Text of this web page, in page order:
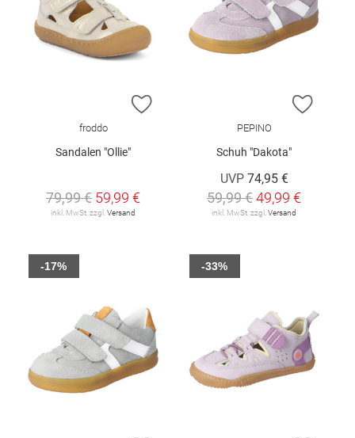
ZUR WUNSCHLISTE HINZUFÜGEN
froddo
Sandalen "Ollie"
79,99 € 59,99 €
inkl. MwSt. zzgl.Versand
ZUR
PEPINO
Schuh "Dakota"
UVP 74,95 €
59,99 €49,99 €
inkl. MwSt. zzgl.Versand
-17% -33%